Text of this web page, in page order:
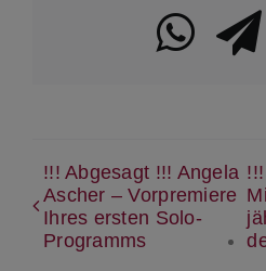
!!! Abgesagt !!! Angela
Ascher – Vorpremiere
Ihres ersten Solo-
Programms